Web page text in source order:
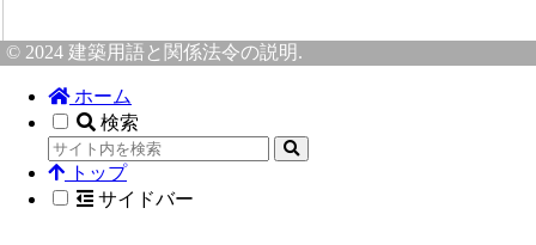
© 2024 建築用語と関係法令の説明.
ホーム
検索
トップ
サイドバー